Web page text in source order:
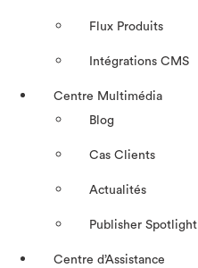
Flux Produits
Intégrations CMS
Centre Multimédia
Blog
Cas Clients
Actualités
Publisher Spotlight
Centre d’Assistance